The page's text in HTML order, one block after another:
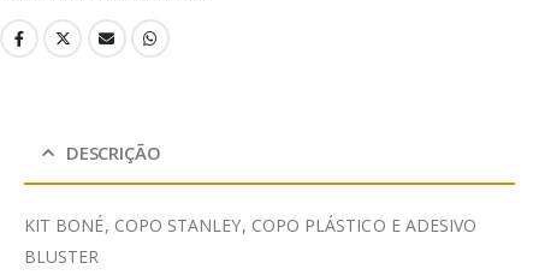
DESCRIÇÃO
KIT BONÉ, COPO STANLEY, COPO PLÁSTICO E ADESIVO
BLUSTER